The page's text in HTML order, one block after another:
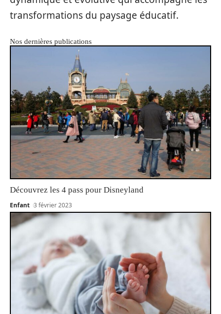
transformations du paysage éducatif.
Nos dernières publications
Découvrez les 4 pass pour Disneyland
Enfant 3 février 2023